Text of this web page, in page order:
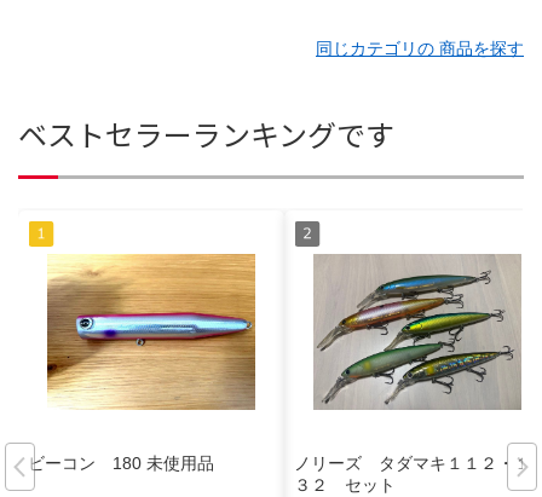
同じカテゴリの 商品を探す
ベストセラーランキングです
ビーコン 180 未使用品
ノリーズ タダマキ１１２・１
３２ セット